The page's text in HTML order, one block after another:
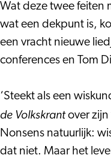
Wat deze twee feiten
wat een dekpunt is,
een vracht nieuwe
conferences en Tom
‘Steekt als een
de Volkskrantover zijn
Nonsens natuurlijk:
dat niet. Maar het